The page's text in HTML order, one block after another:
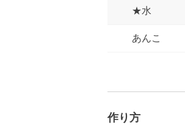
★水
あんこ
作り方